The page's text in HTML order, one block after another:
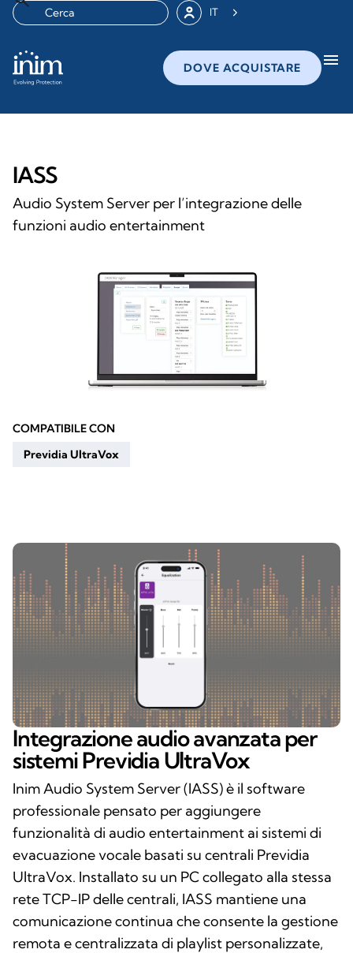
IT
DOVE ACQUISTARE menu
IASS
Audio System Server per l’integrazione delle
funzioni audio entertainment
COMPATIBILE CON
Previdia UltraVox
Integrazione audio avanzata per
sistemi Previdia UltraVox
Inim Audio System Server (IASS) è il software
professionale pensato per aggiungere
funzionalità di audio entertainment ai sistemi di
evacuazione vocale basati su centrali Previdia
UltraVox. Installato su un PC collegato alla stessa
rete TCP-IP delle centrali, IASS mantiene una
comunicazione continua che consente la gestione
remota e centralizzata di playlist personalizzate,